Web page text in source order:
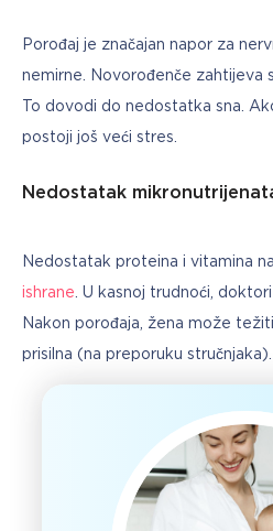
Porođaj je značajan napor za
nemirne. Novorođenče zahtijeva
To dovodi do nedostatka sna.
postoji još veći stres.
Nedostatak
ishrane . U kasnoj trudnoći,
Nakon porođaja, žena može
prisilna (na preporuku